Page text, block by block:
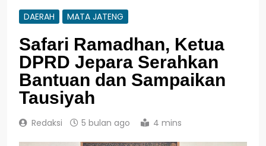
DAERAH MATA JATENG
Safari Ramadhan, Ketua
DPRD Jepara Serahkan
Bantuan dan Sampaikan
Tausiyah
Redaksi 5 bulan ago 4 mins